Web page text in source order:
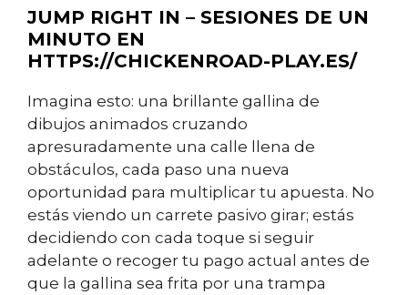
JUMP RIGHT IN – SESIONES DE UN
MINUTO EN
HTTPS://CHICKENROAD-PLAY.ES/
Imagina esto: una brillante gallina de
dibujos animados cruzando
apresuradamente una calle llena de
obstáculos, cada paso una nueva
oportunidad para multiplicar tu apuesta. No
estás viendo un carrete pasivo girar; estás
decidiendo con cada toque si seguir
adelante o recoger tu pago actual antes de
que la gallina sea frita por una trampa